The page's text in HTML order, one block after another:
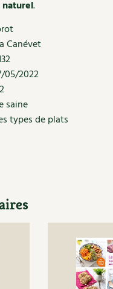
naturel
naturel.
Canévet
05/2022
saine
types de plats